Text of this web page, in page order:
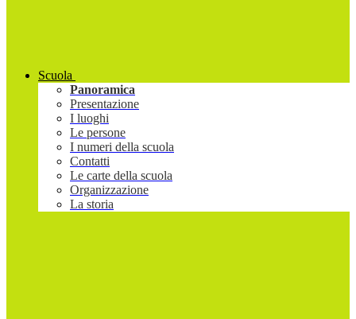
Scuola
Panoramica
Presentazione
I luoghi
Le persone
I numeri della scuola
Contatti
Le carte della scuola
Organizzazione
La storia